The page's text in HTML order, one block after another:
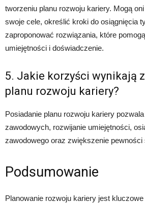
tworzeniu planu rozwoju kariery. Mogą
swoje cele, określić kroki do osiągnięcia
zaproponować rozwiązania, które
umiejętności i doświadczenie.
5. Jakie korzyści wynikają
planu rozwoju kariery?
Posiadanie planu rozwoju kariery
zawodowych, rozwijanie umiejętności,
zawodowego oraz zwiększenie pewności
Podsumowanie
Planowanie rozwoju kariery jest